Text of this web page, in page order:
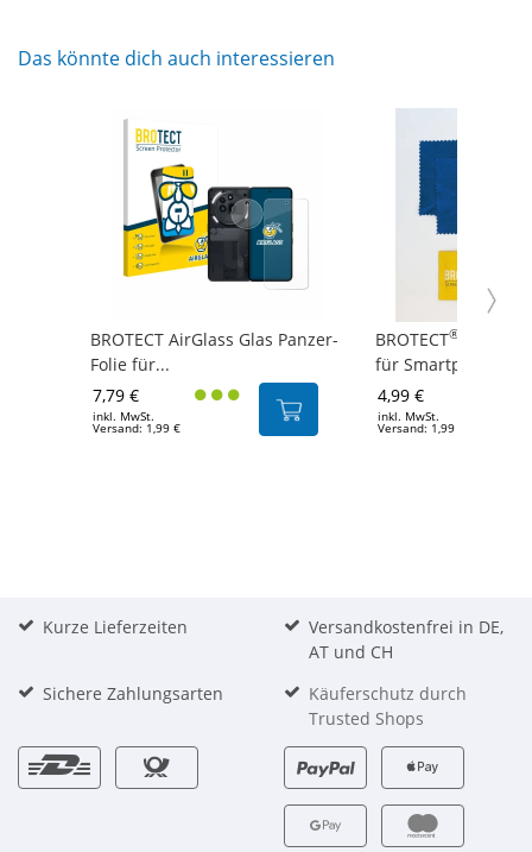
Das könnte dich auch interessieren
BROTECT AirGlass Glas Panzer-
Folie für...
7,79 €
inkl. MwSt.
Versand: 1,99 €
BROTECT®
für Smartphones
4,99 €
inkl. MwSt.
Versand: 1,99 €
Kurze Lieferzeiten
Versandkostenfrei in DE,
AT und CH
Sichere Zahlungsarten
Käuferschutz durch
Trusted Shops